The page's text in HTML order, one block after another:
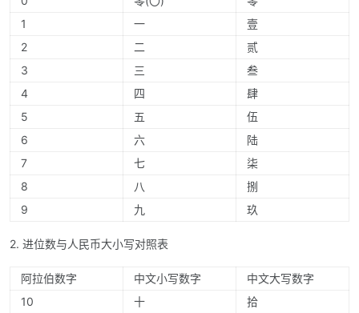
1
一
壹
2
二
贰
3
三
叁
4
四
肆
5
五
伍
6
六
陆
7
七
柒
8
八
捌
9
九 玖
2. 进位数与人民币大小写对照表
阿拉伯数字 中文小写数字
中文大写数字
10
十
拾